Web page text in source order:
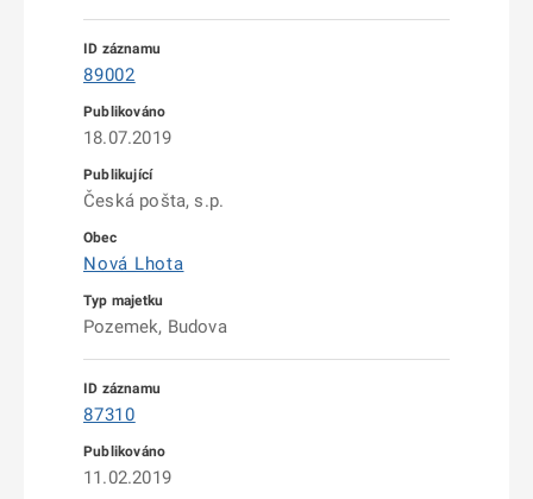
89002
18.07.2019
Česká pošta, s.p.
Nová Lhota
Pozemek, Budova
87310
11.02.2019